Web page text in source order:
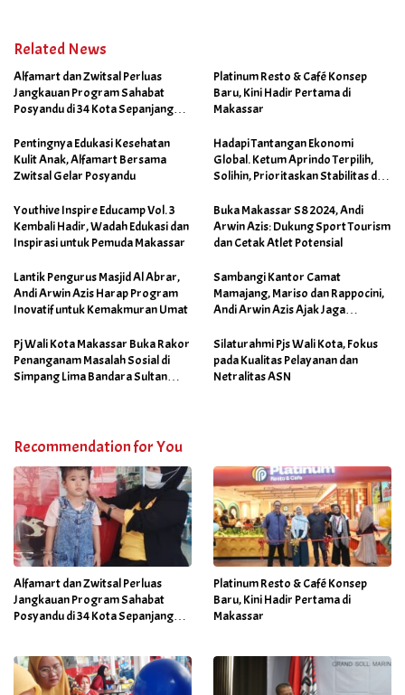
Related News
Alfamart dan Zwitsal Perluas
Jangkauan Program Sahabat
Posyandu di 34 Kota Sepanjang
Platinum Resto & Café Konsep
Baru, Kini Hadir Pertama di
Makassar
Pentingnya Edukasi Kesehatan
Kulit Anak, Alfamart Bersama
Zwitsal Gelar Posyandu
Hadapi Tantangan Ekonomi
Global. Ketum Aprindo Terpilih,
Solihin, Prioritaskan Stabilitas dan
Youthive Inspire Educamp Vol. 3
Kembali Hadir, Wadah Edukasi dan
Inspirasi untuk Pemuda Makassar
Buka Makassar S8 2024, Andi
Arwin Azis: Dukung Sport Tourism
dan Cetak Atlet Potensial
Lantik Pengurus Masjid Al Abrar,
Andi Arwin Azis Harap Program
Inovatif untuk Kemakmuran Umat
Sambangi Kantor Camat
Mamajang, Mariso dan Rappocini,
Andi Arwin Azis Ajak Jaga
Program Sabtu Bersih
Pj Wali Kota Makassar Buka Rakor
Penanganam Masalah Sosial di
Simpang Lima Bandara Sultan
Silaturahmi Pjs Wali Kota, Fokus
pada Kualitas Pelayanan dan
Netralitas ASN
Recommendation for You
Alfamart dan Zwitsal Perluas
Jangkauan Program Sahabat
Posyandu di 34 Kota Sepanjang
Platinum Resto & Café Konsep
Baru, Kini Hadir Pertama di
Makassar